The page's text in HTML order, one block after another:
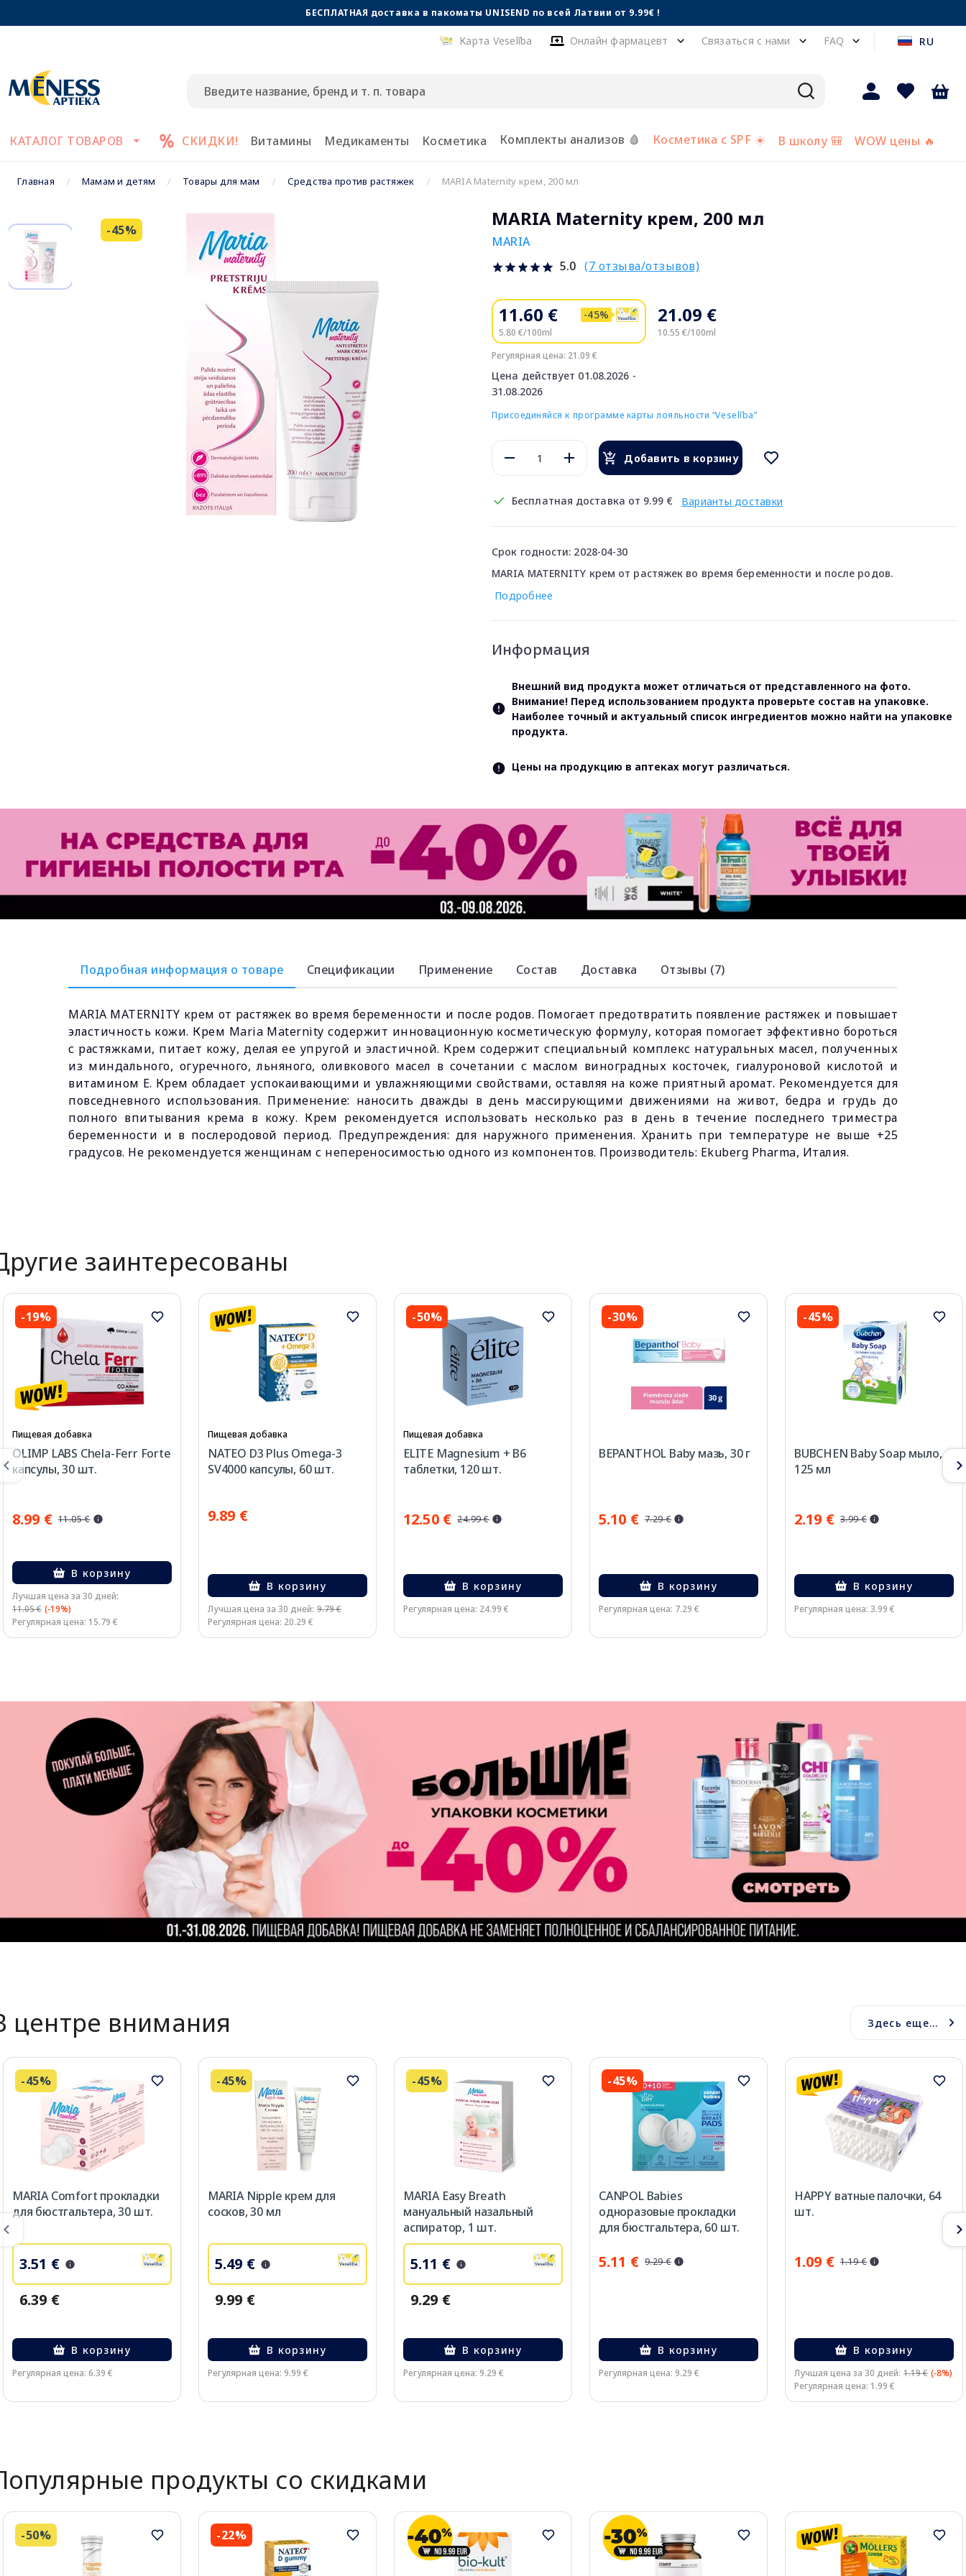
БЕСПЛАТНАЯ доставка в пакоматы UNISEND по всей Латвии от 9.99€ !
Карта Veselība Онлайн фармацевт Связаться с нами FAQ RU
КАТАЛОГ ТОВАРОВ СКИДКИ! Витамины Медикаменты Косметика Комплекты анализов 🩸 Косметика с SPF ☀️ В школу 🎒 WOW цены 🔥
Главная Мамам и детям Товары для мам Средства против растяжек MARIA Maternity крем, 200 мл
-45% MARIA Maternity крем, 200 мл
MARIA
5.0 (7 отзыва/отзывов)
11.60 € -45%
5.80 €/100ml
Регулярная цена: 21.09 €
Цена действует 01.08.2026 -
31.08.2026
21.09 €
10.55 €/100ml
Присоединяйся к программе карты лояльности “Veselība”
Добавить в корзину
Бесплатная доставка от 9.99 € Варианты доставки
Срок годности: 2028-04-30
MARIA MATERNITY крем от растяжек во время беременности и после родов.
Подробнее
Информация
Внешний вид продукта может отличаться от представленного на фото.
Внимание! Перед использованием продукта проверьте состав на упаковке.
Наиболее точный и актуальный список ингредиентов можно найти на упаковке
продукта.
Цены на продукцию в аптеках могут различаться.
Подробная информация о товаре Спецификации Применение Состав Доставка Отзывы (7)
MARIA MATERNITY крем от растяжек во время беременности и после родов. Помогает предотвратить появление растяжек и повышает
эластичность кожи. Крем Maria Maternity содержит инновационную косметическую формулу, которая помогает эффективно бороться
с растяжками, питает кожу, делая ее упругой и эластичной. Крем содержит специальный комплекс натуральных масел, полученных
из миндального, огуречного, льняного, оливкового масел в сочетании с маслом виноградных косточек, гиалуроновой кислотой и
витамином Е. Крем обладает успокаивающими и увлажняющими свойствами, оставляя на коже приятный аромат. Рекомендуется для
повседневного использования. Применение: наносить дважды в день массирующими движениями на живот, бедра и грудь до
полного впитывания крема в кожу. Крем рекомендуется использовать несколько раз в день в течение последнего триместра
беременности и в послеродовой период. Предупреждения: для наружного применения. Хранить при температуре не выше +25
градусов. Не рекомендуется женщинам с непереносимостью одного из компонентов. Производитель: Ekuberg Pharma, Италия.
заинтересованы
-19%
Пищевая добавка
OLIMP LABS Chela-Ferr Forte
капсулы, 30 шт.
8.99 € 11.05 €
В корзину
Лучшая цена за 30 дней:
11.05 € (-19%)
Регулярная цена: 15.79 €
Пищевая добавка
NATEO D3 Plus Omega-3
SV4000 капсулы, 60 шт.
9.89 €
В корзину
Лучшая цена за 30 дней: 9.79 €
Регулярная цена: 20.29 €
-50%
Пищевая добавка
ELITE Magnesium + B6
таблетки, 120 шт.
12.50 € 24.99 €
В корзину
Регулярная цена: 24.99 €
-30%
BEPANTHOL Baby мазь, 30 г
5.10 € 7.29 €
В корзину
Регулярная цена: 7.29 €
-45%
BUBCHEN Baby Soap мыло,
125 мл
2.19 € 3.99 €
В корзину
Регулярная цена: 3.99 €
центре внимания Здесь еще...
-45%
MARIA Comfort прокладки
для бюстгальтера, 30 шт.
3.51 €
6.39 €
В корзину
Регулярная цена: 6.39 €
-45%
MARIA Nipple крем для
сосков, 30 мл
5.49 €
9.99 €
В корзину
Регулярная цена: 9.99 €
-45%
MARIA Easy Breath
мануальный назальный
аспиратор, 1 шт.
5.11 €
9.29 €
В корзину
Регулярная цена: 9.29 €
-45%
CANPOL Babies
одноразовые прокладки
для бюстгальтера, 60 шт.
5.11 € 9.29 €
В корзину
Регулярная цена: 9.29 €
HAPPY ватные палочки, 64
шт.
1.09 € 1.19 €
В корзину
Лучшая цена за 30 дней: 1.19 € (-8%)
Регулярная цена: 1.99 €
продукты со скидками
-50% -22%